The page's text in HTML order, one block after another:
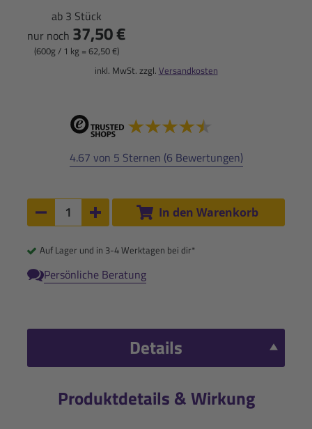
ab 3 Stück
nur noch 37,50 €
(600g / 1 kg = 62,50 €)
inkl. MwSt. zzgl. Versandkosten
4.67 von 5 Sternen (6 Bewertungen)
Anzahl:
Anzahl um 1 verringern
Anzahl um 1 erhöhen
In den Warenkorb
Auf Lager und in 3-4 Werktagen bei dir*
Persönliche Beratung
Details
Produktdetails & Wirkung